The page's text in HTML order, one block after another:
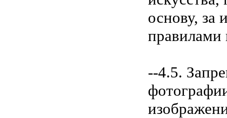
основу, за
правилами
--4.5.